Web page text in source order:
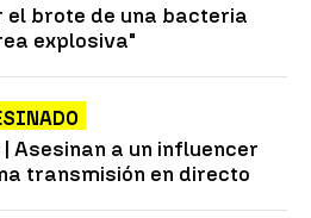
el brote de una bacteria
explosiva"
Asesinan a un influencer
transmisión en directo